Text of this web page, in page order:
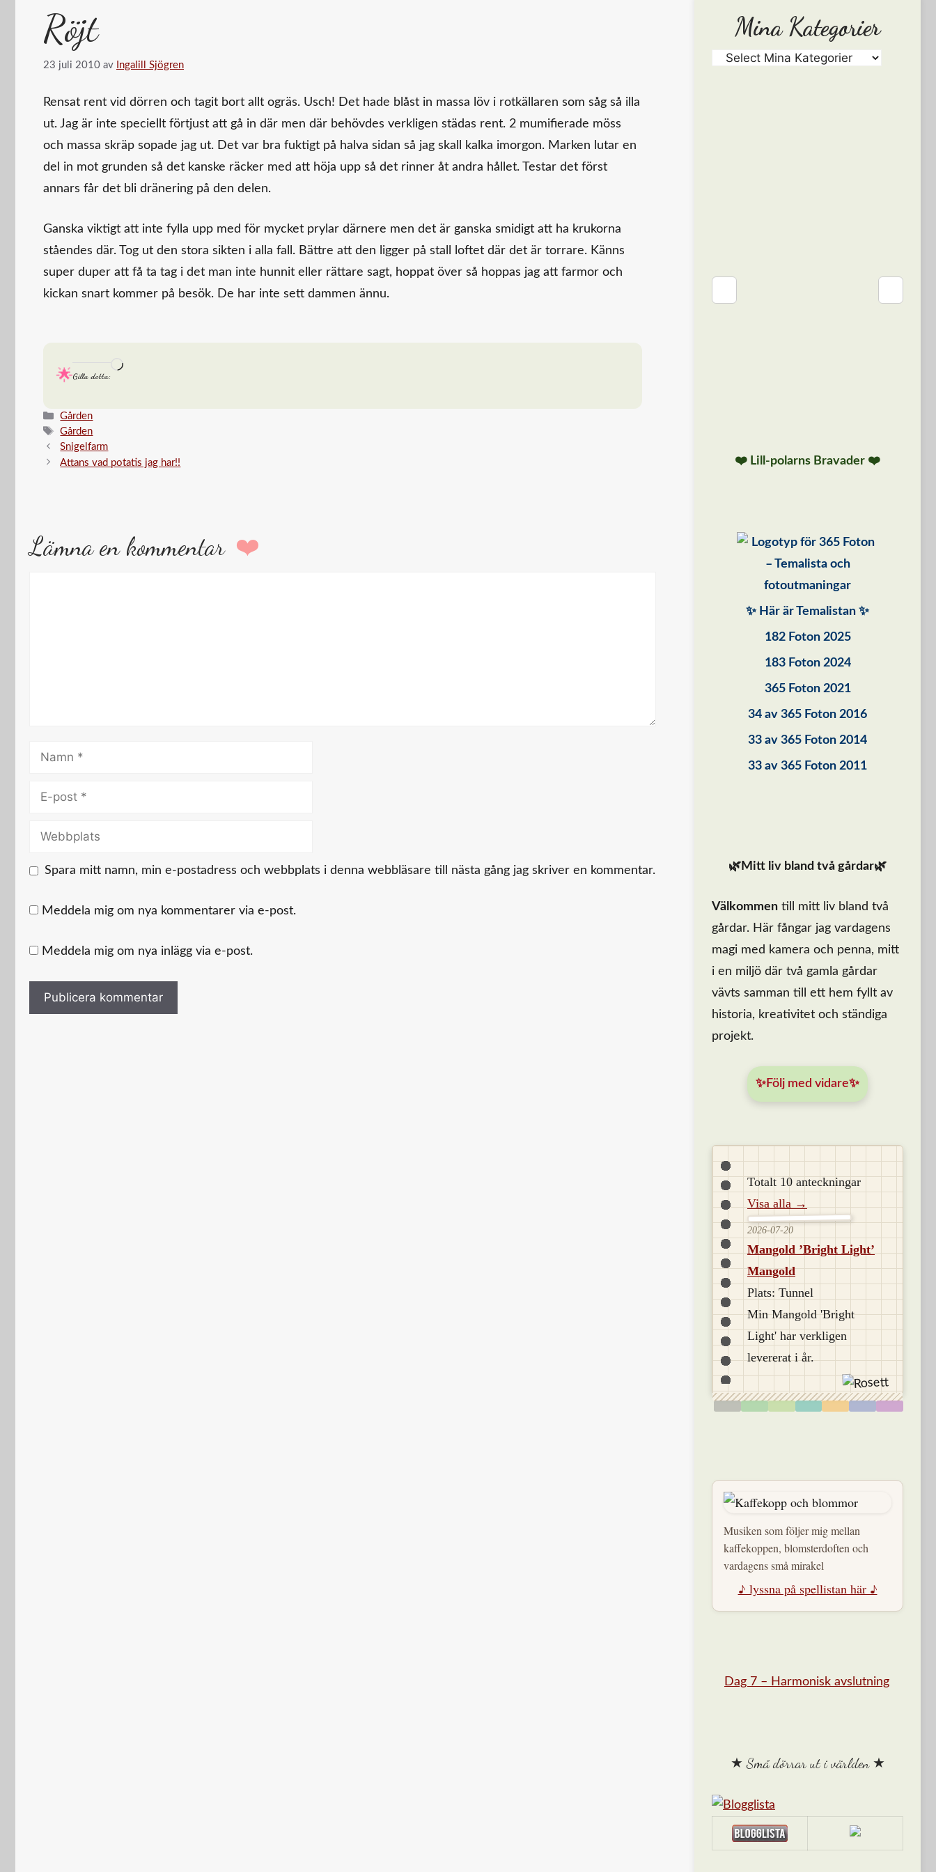
Röjt
23 juli 2010 av Ingalill Sjögren
Rensat rent vid dörren och tagit bort allt ogräs. Usch! Det hade blåst in massa löv i rotkällaren som såg så illa
ut. Jag är inte speciellt förtjust att gå in där men där behövdes verkligen städas rent. 2 mumifierade möss
och massa skräp sopade jag ut. Det var bra fuktigt på halva sidan så jag skall kalka imorgon. Marken lutar en
del in mot grunden så det kanske räcker med att höja upp så det rinner åt andra hållet. Testar det först
annars får det bli dränering på den delen.
Ganska viktigt att inte fylla upp med för mycket prylar därnere men det är ganska smidigt att ha krukorna
ståendes där. Tog ut den stora sikten i alla fall. Bättre att den ligger på stall loftet där det är torrare. Känns
super duper att få ta tag i det man inte hunnit eller rättare sagt, hoppat över så hoppas jag att farmor och
kickan snart kommer på besök. De har inte sett dammen ännu.
Gilla detta:
Laddar
Kategorier
Gården
Etiketter
Gården
Snigelfarm
Attans vad potatis jag har!!
Lämna en kommentar
Namn
Webbplats
Spara mitt namn, min e-postadress och webbplats i denna webbläsare till nästa gång jag skriver en kommentar.
Meddela mig om nya kommentarer via e-post.
Meddela mig om nya inlägg via e-post.
Mina Kategorier
❤️ Lill-polarns Bravader ❤️
✨ Här är Temalistan ✨
182 Foton 2025
183 Foton 2024
365 Foton 2021
34 av 365 Foton 2016
33 av 365 Foton 2014
33 av 365 Foton 2011
🌿Mitt liv bland två gårdar🌿
Välkommen till mitt liv bland två
gårdar. Här fångar jag vardagens
magi med kamera och penna, mitt
i en miljö där två gamla gårdar
vävts samman till ett hem fyllt av
historia, kreativitet och ständiga
projekt.
✨Följ med vidare✨
Totalt 10 anteckningar
Visa alla →
2026-07-20
Mangold ’Bright Light’
Mangold
Plats: Tunnel
Min Mangold 'Bright
Light' har verkligen
levererat i år.
Musiken som följer mig mellan
kaffekoppen, blomsterdoften och
vardagens små mirakel
♪ lyssna på spellistan här ♪
Dag 7 – Harmonisk avslutning
★ Små dörrar ut i världen ★